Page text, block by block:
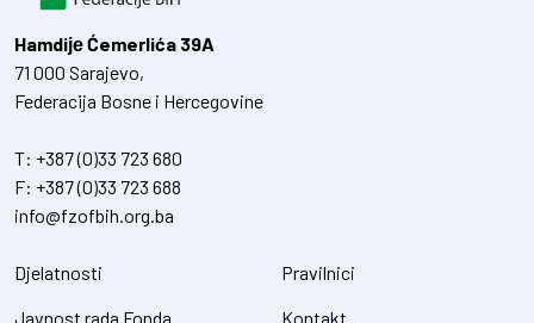
Hamdiје Ćemerlića 39A
71 000 Sarajevo,
Federacija Bosne i Hercegovine
T: +387 (0)33 723 680
F: +387 (0)33 723 688
info@fzofbih.org.ba
Djelatnosti
Javnost rada Fonda
Pravilnici
Kontakt